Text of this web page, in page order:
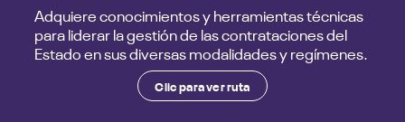
Adquiere conocimientos y herramientas técnicas
para liderar la gestión de las contrataciones del
Estado en sus diversas modalidades y regímenes.
Clic para ver ruta